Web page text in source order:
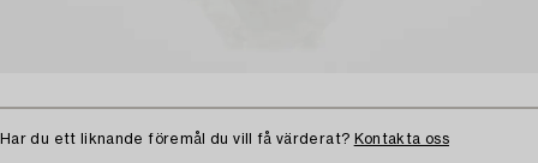
Har du ett liknande föremål du vill få värderat? Kontakta oss